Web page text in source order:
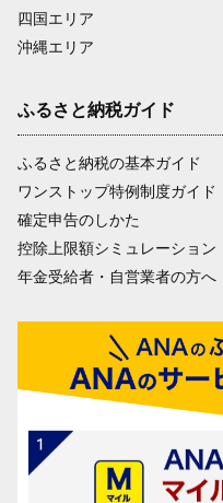
四国エリア
沖縄エリア
ふるさと納税ガイド
ふるさと納税の基本ガイド
ワンストップ特例制度ガイド
確定申告のしかた
控除上限額シミュレーション
年金受給者・自営業者の方へ